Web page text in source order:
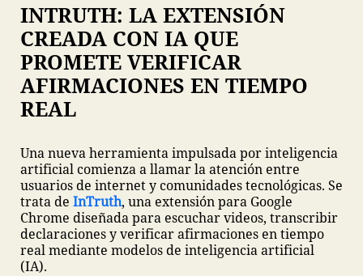
INTRUTH: LA EXTENSIÓN
CREADA CON IA QUE
PROMETE VERIFICAR
AFIRMACIONES EN TIEMPO
REAL
Una nueva herramienta impulsada por inteligencia
artificial comienza a llamar la atención entre
usuarios de internet y comunidades tecnológicas. Se
trata de InTruth, una extensión para Google
Chrome diseñada para escuchar videos, transcribir
declaraciones y verificar afirmaciones en tiempo
real mediante modelos de inteligencia artificial
(IA).